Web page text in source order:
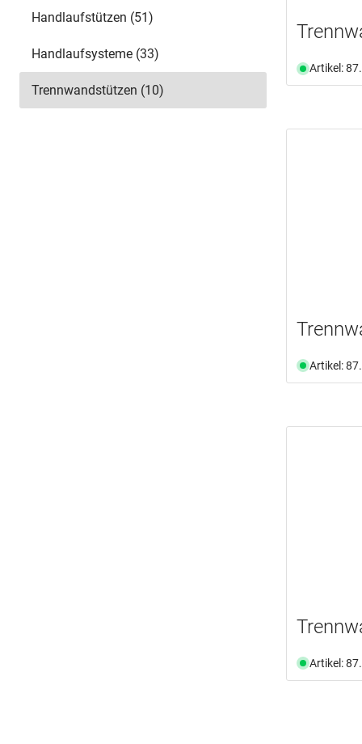
Handlaufstützen (51)
Handlaufsysteme (33)
Trennwandstützen (10)
Artikel:
Artikel:
Artikel: